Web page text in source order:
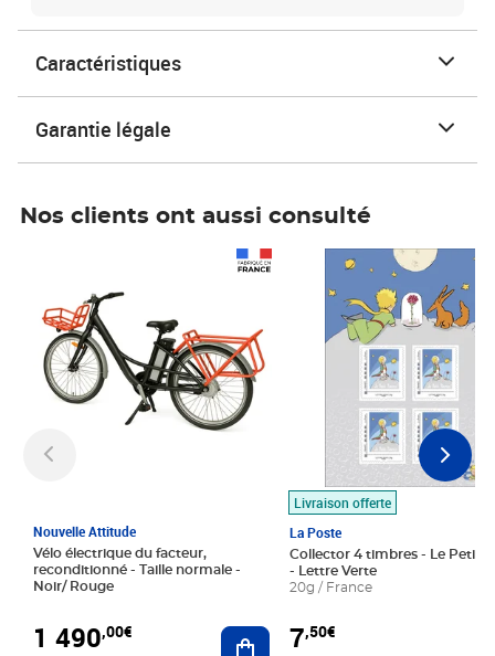
Caractéristiques
Garantie légale
Nos clients ont aussi consulté
Nouvelle Attitude
Vélo électrique du facteur,
reconditionné - Taille normale -
Noir/ Rouge
1 490,00€ Ajouter au panier
Livraison offerte
La Poste
Collector 4 timbres - Le Petit
- Lettre Verte
20g / France
7,50€
Prix 7,50€